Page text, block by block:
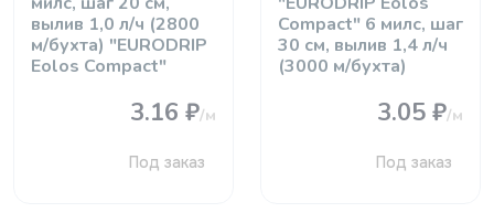
вылив 1,0 л/ч (2800
м/бухта) "EURODRIP
Eolos Compact"
3.16 ₽/м
Под заказ
Compact" 6 милс, шаг
30 см, вылив 1,4 л/ч
(3000 м/бухта)
3.05 ₽/м
Под заказ